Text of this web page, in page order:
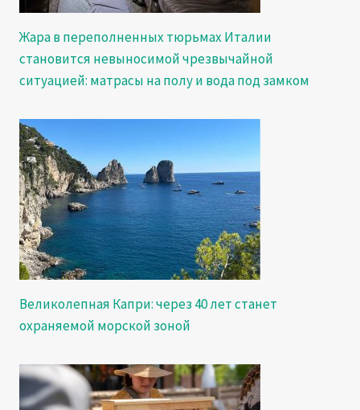
Жара в переполненных тюрьмах Италии
становится невыносимой чрезвычайной
ситуацией: матрасы на полу и вода под замком
Великолепная Капри: через 40 лет станет
охраняемой морской зоной